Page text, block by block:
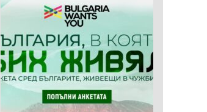
полева експедиция в